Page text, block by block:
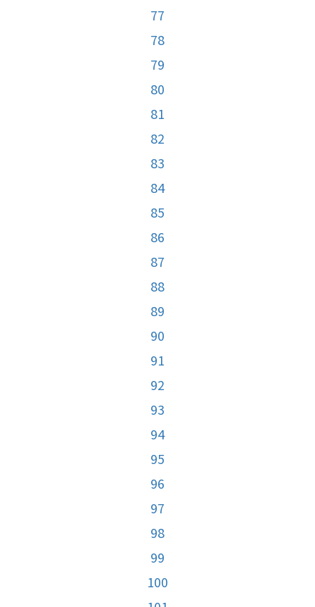
77
78
79
80
81
82
83
84
85
86
87
88
89
90
91
92
93
94
95
96
97
98
99
100